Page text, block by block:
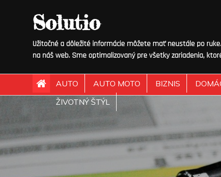
Solutio
Užitočné a dôležité informácie môžete mať neustále po
na náš web. Sme optimalizovaný pre všetky zariadenia,
AUTO AUTO MOTO BIZNIS
ŽIVOTNÝ ŠTÝL